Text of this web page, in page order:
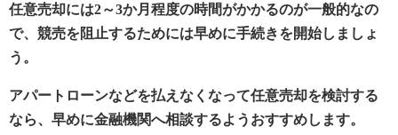
任意売却には2～3か月程度の時間がかかるのが一般的なの
で、競売を阻止するためには早めに手続きを開始しましょ
う。
アパートローンなどを払えなくなって任意売却を検討する
なら、早めに金融機関へ相談するようおすすめします。